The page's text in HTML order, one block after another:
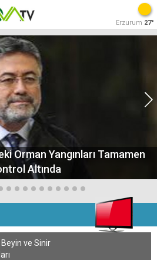
Erzurum 27°
Orman Yangınları Tamamen
Altında
Beyin ve Sinir